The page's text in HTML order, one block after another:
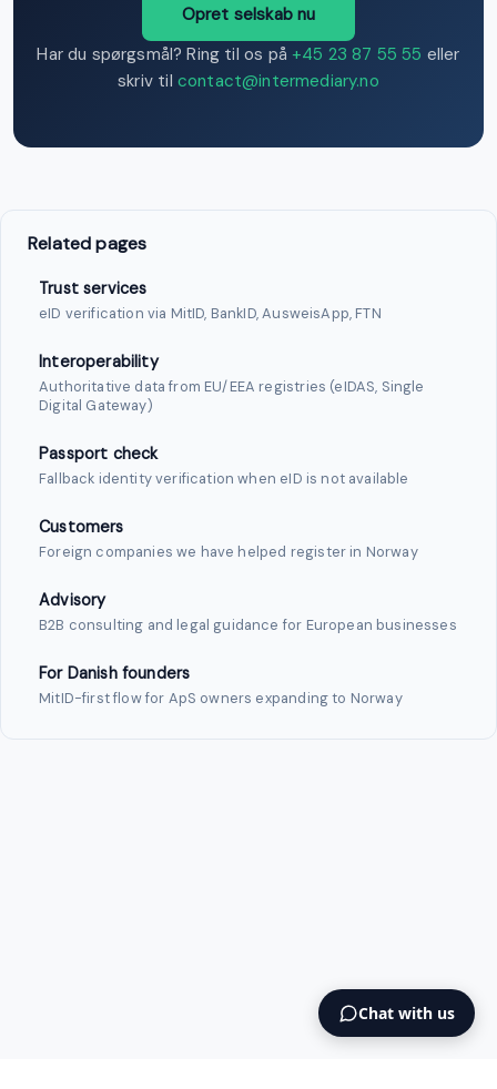
Opret selskab nu
Har du spørgsmål? Ring til os på +45 23 87 55 55 eller
skriv til contact@intermediary.no
Related pages
Trust services
eID verification via MitID, BankID, AusweisApp, FTN
Interoperability
Authoritative data from EU/EEA registries (eIDAS, Single
Digital Gateway)
Passport check
Fallback identity verification when eID is not available
Customers
Foreign companies we have helped register in Norway
Advisory
B2B consulting and legal guidance for European businesses
For Danish founders
MitID-first flow for ApS owners expanding to Norway
Chat with us